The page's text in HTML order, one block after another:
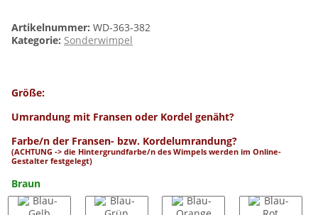
Artikelnummer: WD-363-382
Kategorie: Sonderwimpel
Größe:
Umrandung mit Fransen oder Kordel genäht?
Farbe/n der Fransen- bzw. Kordelumrandung?
(ACHTUNG -> die Hintergrundfarbe/n des Wimpels werden im Online-
Gestalter festgelegt)
Braun